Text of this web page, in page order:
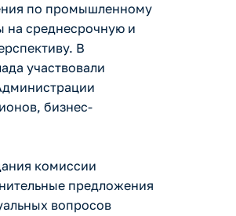
по промышленному
на среднесрочную и
В
участвовали
бизнес-
комиссии
предложения
вопросов